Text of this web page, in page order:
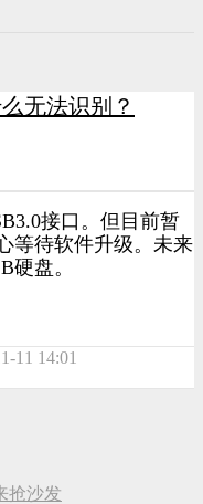
无法识别？
接口。但目前暂
等待软件升级。未来
硬盘。
11 14:01
抢沙发